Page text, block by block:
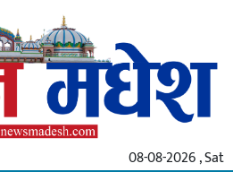
08-08-2026 , Sat